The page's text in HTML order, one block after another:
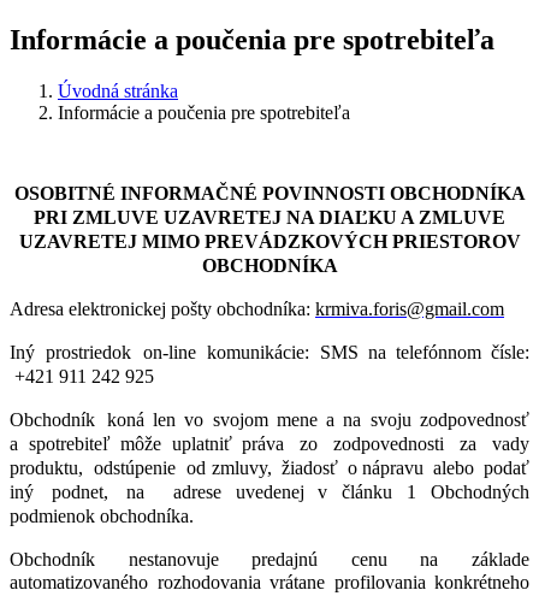
Informácie a poučenia pre spotrebiteľa
Úvodná stránka
Informácie a poučenia pre spotrebiteľa
OSOBITNÉ INFORMAČNÉ POVINNOSTI OBCHODNÍKA
PRI ZMLUVE UZAVRETEJ NA DIAĽKU A ZMLUVE
UZAVRETEJ MIMO PREVÁDZKOVÝCH PRIESTOROV
OBCHODNÍKA
Adresa elektronickej pošty obchodníka: krmiva.foris@gmail.com
Iný prostriedok on-line komunikácie: SMS na telefónnom čísle:
+421 911 242 925
Obchodník koná len vo svojom mene a na svoju zodpovednosť
a spotrebiteľ môže uplatniť práva
zo zodpovednosti za
vady
produktu, odstúpenie od zmluvy, žiadosť o nápravu alebo podať
iný
podnet,
na adrese uvedenej v článku 1 Obchodných
podmienok obchodníka.
Obchodník nestanovuje predajnú cenu na základe
automatizovaného rozhodovania vrátane profilovania konkrétneho